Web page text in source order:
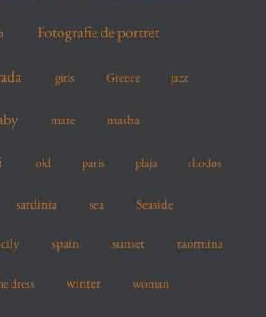
Fotografie de portret
girls Greece jazz
mare masha
old paris plaja rhodos
sardinia sea Seaside
spain sunset taormina
dress winter woman